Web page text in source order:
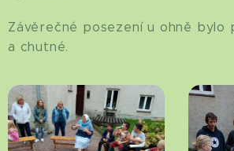
Závěrečné posezení u ohně bylo
a chutné.